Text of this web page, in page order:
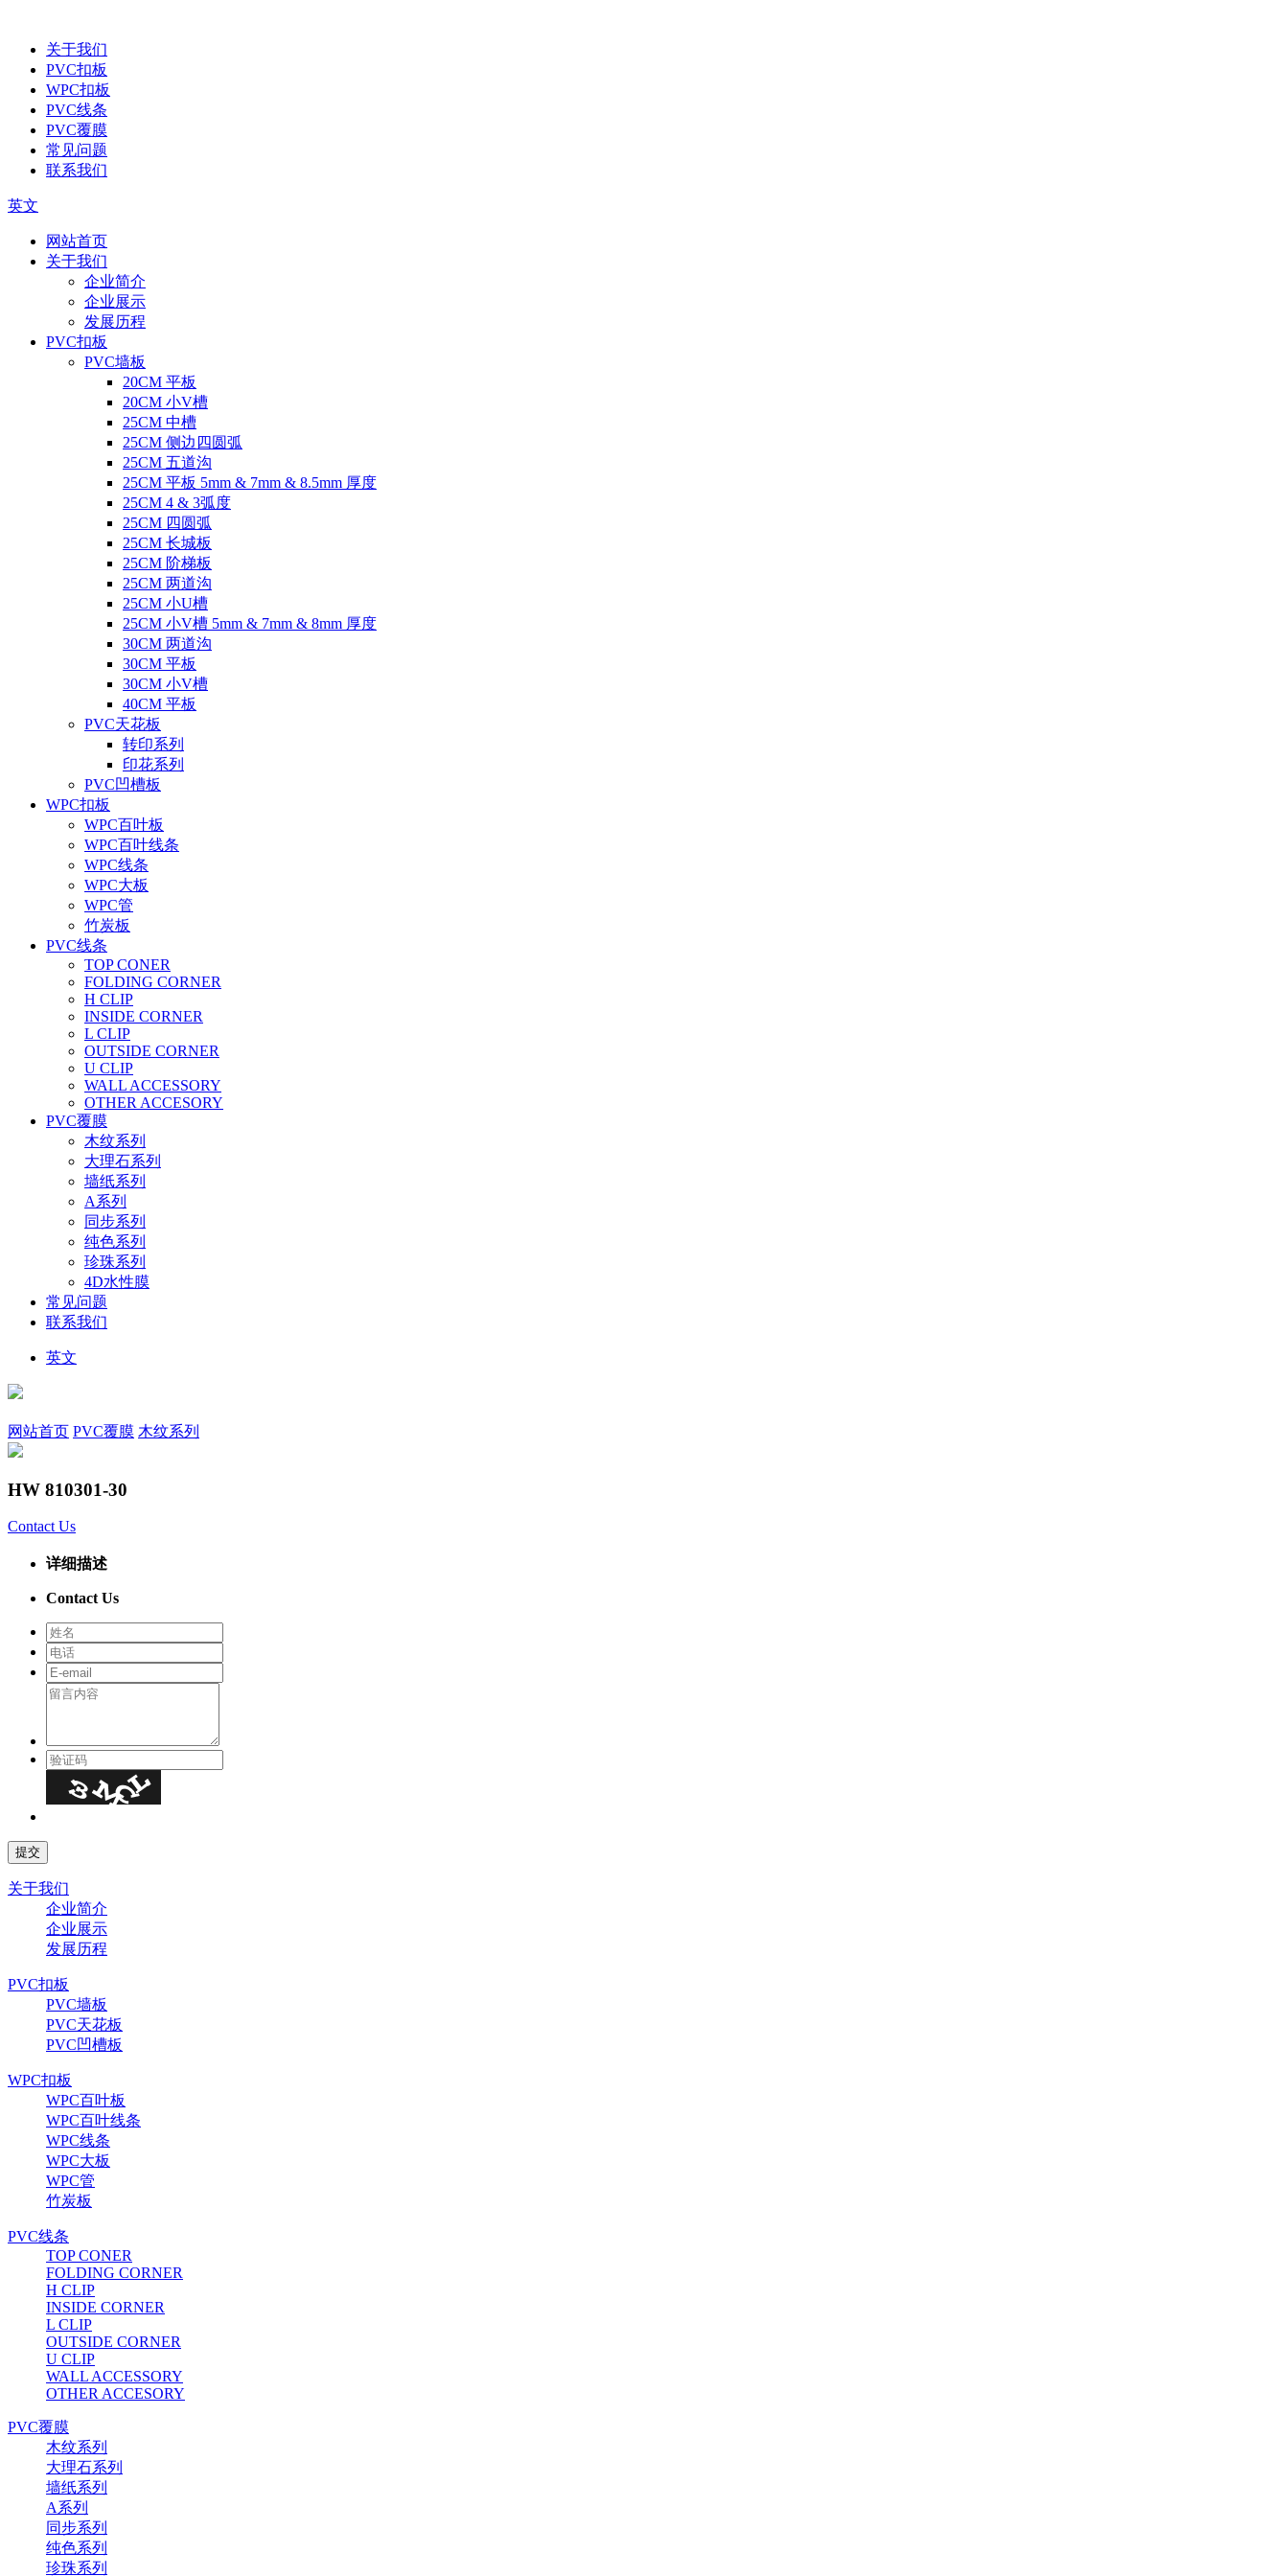
关于我们
PVC扣板
WPC扣板
PVC线条
PVC覆膜
常见问题
联系我们
英文
网站首页
关于我们
企业简介
企业展示
发展历程
PVC扣板
PVC墙板
20CM 平板
20CM 小V槽
25CM 中槽
25CM 侧边四圆弧
25CM 五道沟
25CM 平板 5mm & 7mm & 8.5mm 厚度
25CM 4 & 3弧度
25CM 四圆弧
25CM 长城板
25CM 阶梯板
25CM 两道沟
25CM 小U槽
25CM 小V槽 5mm & 7mm & 8mm 厚度
30CM 两道沟
30CM 平板
30CM 小V槽
40CM 平板
PVC天花板
转印系列
印花系列
PVC凹槽板
WPC扣板
WPC百叶板
WPC百叶线条
WPC线条
WPC大板
WPC管
竹炭板
PVC线条
TOP CONER
FOLDING CORNER
H CLIP
INSIDE CORNER
L CLIP
OUTSIDE CORNER
U CLIP
WALL ACCESSORY
OTHER ACCESORY
PVC覆膜
木纹系列
大理石系列
墙纸系列
A系列
同步系列
纯色系列
珍珠系列
4D水性膜
常见问题
联系我们
英文
网站首页 PVC覆膜 木纹系列
HW 810301-30
Contact Us
详细描述
Contact Us
关于我们
企业简介
企业展示
发展历程
PVC扣板
PVC墙板
PVC天花板
PVC凹槽板
WPC扣板
WPC百叶板
WPC百叶线条
WPC线条
WPC大板
WPC管
竹炭板
PVC线条
TOP CONER
FOLDING CORNER
H CLIP
INSIDE CORNER
L CLIP
OUTSIDE CORNER
U CLIP
WALL ACCESSORY
OTHER ACCESORY
PVC覆膜
木纹系列
大理石系列
墙纸系列
A系列
同步系列
纯色系列
珍珠系列